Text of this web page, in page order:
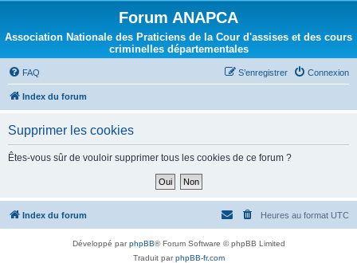
Forum ANAPCA
Association Nationale des Praticiens de la Cour d'assises et des cours
criminelles départementales
FAQ Connexion
S’enregistrer
Index du forum
Supprimer les cookies
Êtes-vous sûr de vouloir supprimer tous les cookies de ce forum ?
Index du forum Heures au format UTC
Développé parphpBB® Forum Software © phpBB Limited
Traduit parphpBB-fr.com